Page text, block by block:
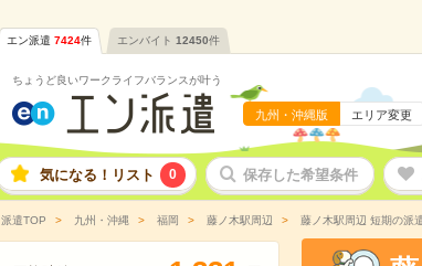
エン派遣 7424件 エンバイト 12450件
ちょうど良いワークライフバランスが叶う
九州・沖縄版 エリア変更
気になる！リスト 0 保存した希望条件
派遣TOP 九州・沖縄 福岡 藤ノ木駅周辺 藤ノ木駅周辺 短期の派